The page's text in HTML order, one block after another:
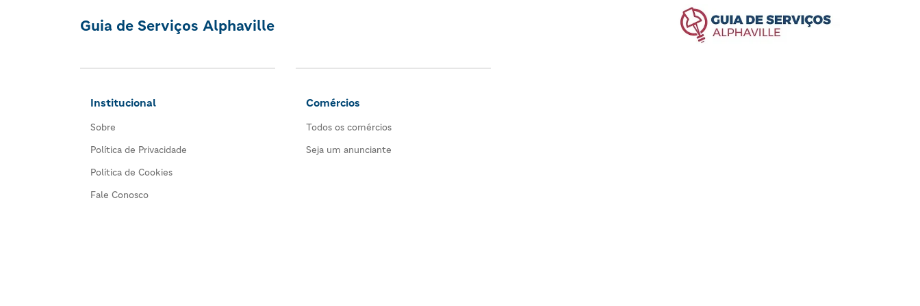
Guia de Serviços Alphaville
Institucional
Sobre
Política de Privacidade
Política de Cookies
Fale Conosco
Comércios
Todos os comércios
Seja um anunciante